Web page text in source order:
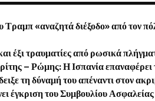
«αναζητά διέξοδο» από τον
έξι τραυματίες από ρωσικά
– Ρώμης: Η Ισπανία επαναφέρει
τη δύναμή του απέναντι στον
έγκριση του Συμβουλίου